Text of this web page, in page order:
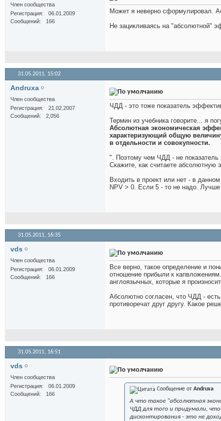
Член сообщества
Регистрация
06.01.2009
Сообщений
166
Может я неверно сформулировал.
Не зацикливаясь на "абсолютной"
31.05.2011, 15:02
Andruxa
Член сообщества
Регистрация
21.02.2007
Сообщений
2,056
ЧДД - это тоже показатель
Термин из учебника говорите... я
Абсолютная экономическая
характеризующий общую
в отдельности и совокупности.
". Поэтому чем ЧДД - не
Скажите, как считаете абсолютную
Входить в проект или нет - в
NPV > 0. Если 5 - то не надо.
31.05.2011, 16:35
vds
Член сообщества
Регистрация
06.01.2009
Сообщений
166
Все верно, такое определение и
отношение прибыли к
англоязычных, которые я
Абсолютно согласен, что ЧДД -
противоречат друг другу. Какое
31.05.2011, 16:51
vds
Член сообщества
Регистрация
06.01.2009
Сообщений
166
Сообщение от Andruxa
А что такое "абсолютная
ЧДД для того и придумали,
дисконтирования - это не